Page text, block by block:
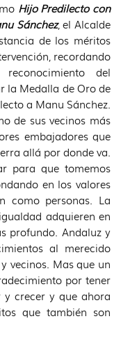
Hijo Predilecto con
Sánchez, el Alcalde
de los méritos
recordando
del
la Medalla de Oro de
a Manu Sánchez.
de sus vecinos más
embajadores que
allá por donde va.
para que tomemos
en los valores
como personas. La
adquieren en
profundo. Andaluz y
al merecido
vecinos. Mas que un
por tener
crecer y que ahora
que también son